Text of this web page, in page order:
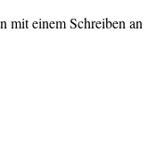
mit einem Schreiben an